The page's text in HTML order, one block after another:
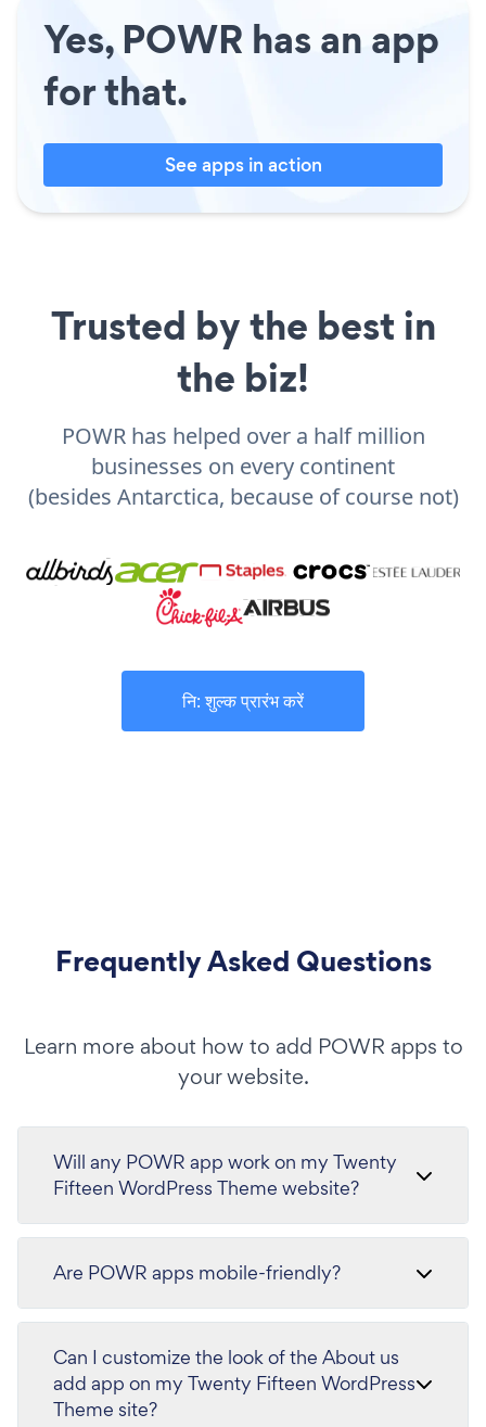
Yes, POWR has an app
for that.
See apps in action
Trusted by the best in
the biz!
POWR has helped over a half million
businesses on every continent
(besides Antarctica, because of course not)
नि: शुल्क प्रारंभ करें
Frequently Asked Questions
Learn more about how to add POWR apps to
your website.
Will any POWR app work on my Twenty
Fifteen WordPress Theme website?
Are POWR apps mobile-friendly?
Can I customize the look of the About us
add app on my Twenty Fifteen WordPress
Theme site?